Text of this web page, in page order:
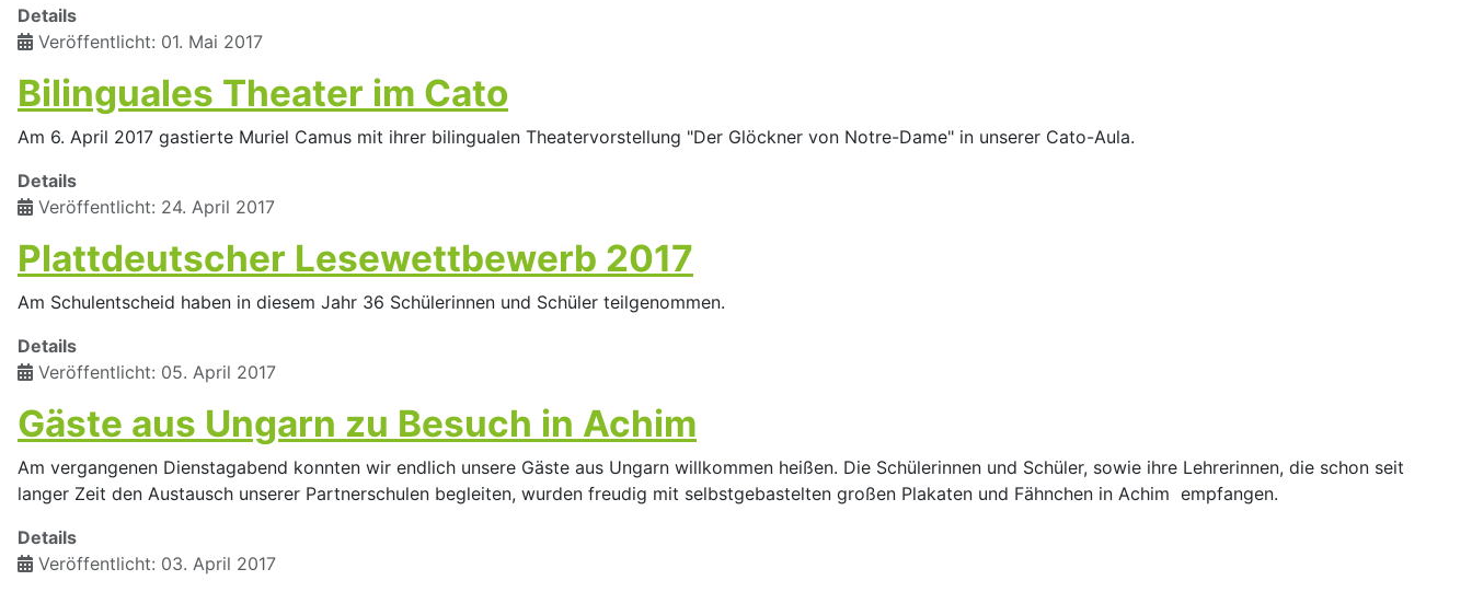
Details
Veröffentlicht: 01. Mai 2017
Bilinguales Theater im Cato
Am 6. April 2017 gastierte Muriel Camus mit ihrer bilingualen Theatervorstellung "Der Glöckner von Notre-Dame" in unserer Cato-Aula.
Details
Veröffentlicht: 24. April 2017
Plattdeutscher Lesewettbewerb 2017
Am Schulentscheid haben in diesem Jahr 36 Schülerinnen und Schüler teilgenommen.
Details
Veröffentlicht: 05. April 2017
Gäste aus Ungarn zu Besuch in Achim
Am vergangenen Dienstagabend konnten wir endlich unsere Gäste aus Ungarn willkommen heißen. Die Schülerinnen und Schüler, sowie ihre Lehrerinnen, die schon seit
langer Zeit den Austausch unserer Partnerschulen begleiten, wurden freudig mit selbstgebastelten großen Plakaten und Fähnchen in Achim empfangen.
Details
Veröffentlicht: 03. April 2017